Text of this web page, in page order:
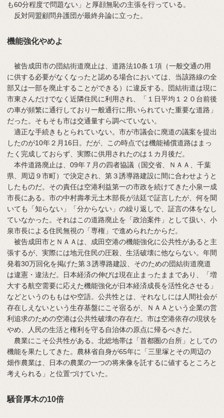
も60分程度で問題ない」と厚顔無恥の主張を行っている。
反対同盟顧問弁護団が最終弁論に立った。
機能強化やめよ
被告成田市の団結街道廃止は、道路法10条１項（一般交通の用
に供する必要がなくなったと認める場合においては、当該路線の全
部又は一部を廃止することができる）に違反する。団結街道は現に
市東さんだけでなく近隣住民に利用され、「１日平均１２０台前後
の車が頻繁に通行しており一般通行に用いられていた重要な道路」
だった。そもそも市は交通量すら調べていない。
適正な手続きもとられていない。市が市議会に廃道の議案を提出
したのが10年２月16日。だが、この時点では機能補償道路はまっ
たく完成しておらず、実際に供用されたのは１カ月後だ。
本件道路廃止は、09年７月の四者協議（国交省、ＮＡＡ、千葉
県、周辺９市町）で決定され、第３誘導路建設に間に合わせようと
したものだ。その責任は空港利益第一の市政を続けてきた小泉一成
市長にある。市の中村壽孝元土木部長が法廷で証言したが、何を聞
いても「知らない」「分からない」の繰り返しで、証言の体をなし
ていなかった。それはこの道路廃止を「政治案件」として扱い、小
泉市長による住民無視の「専権」で進められたからだ。
被告成田市とＮＡＡは、成田空港の機能強化に公共性があると主
張するが、実際には地元住民の圧殺、生活破壊に他ならない。年間
発着30万回化を掲げた第３誘導路建設、そのための団結街道廃道
は違憲・違法だ。日本経済の伸びは現在止まったままであり、「増
大する航空需要に応えた機能強化が日本経済成長を活性化させる」
などというのももはや空語。公共性とは、それなしには人間社会が
存在しえないという生存基盤にこそ宿るが、ＮＡＡという企業の営
利追求のための空港は公共性破壊の存在だ。市は空港依存の現状を
やめ、人民の生活と権利を守る自治体の原点に帰るべきだ。
農業にこそ公共性がある。北総地帯は「首都圏の台所」としての
機能を果たしてきた。農林省自身が65年に「三里塚とその周辺の
畑作農業は、日本の農業の一つの将来像を託するに値するところと
考えられる」と位置づけていた。
騒音厚木の10倍